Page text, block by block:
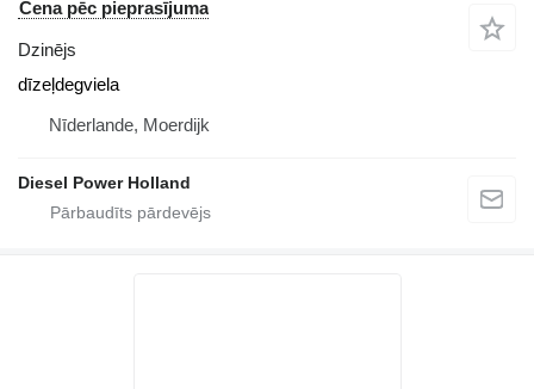
Cena pēc pieprasījuma
Dzinējs
dīzeļdegviela
Nīderlande, Moerdijk
Diesel Power Holland